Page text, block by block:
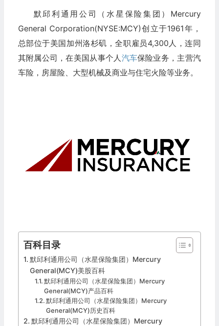
默邱利通用公司（水星保险集团）Mercury
General Corporation(NYSE:MCY)创立于1961年，
总部位于美国加州洛杉矶，全职雇员4,300人，连同
其附属公司，在美国从事个人 汽车保险业务，主营汽
车险，房屋险、大型机械及商业与住宅火险等业务。
百科目录
默邱利通用公司（水星保险集团）Mercury
General(MCY)美股百科
默邱利通用公司（水星保险集团）Mercury
General(MCY)产品百科
默邱利通用公司（水星保险集团）Mercury
General(MCY)历史百科
默邱利通用公司（水星保险集团）Mercury